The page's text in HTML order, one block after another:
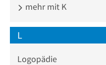
mehr mit K
L
Logopädie